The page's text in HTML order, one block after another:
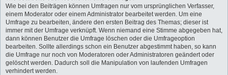
Wie bei den Beiträgen können Umfragen nur vom ursprünglichen Verfasser,
einem Moderator oder einem Administrator bearbeitet werden. Um eine
Umfrage zu bearbeiten, ändere den ersten Beitrag des Themas; dieser ist
immer mit der Umfrage verknüpft. Wenn niemand eine Stimme abgegeben hat,
dann können Benutzer die Umfrage löschen oder die Umfrageoption
bearbeiten. Sollte allerdings schon ein Benutzer abgestimmt haben, so kann
die Umfrage nur noch von Moderatoren oder Administratoren geändert oder
gelöscht werden. Dadurch soll die Manipulation von laufenden Umfragen
verhindert werden.